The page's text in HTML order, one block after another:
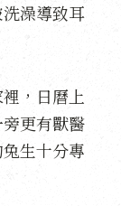
澡導致耳
，日曆上
更有獸醫
生十分專